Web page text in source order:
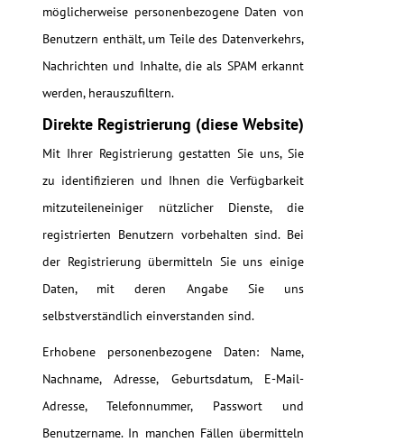
möglicherweise personenbezogene Daten von
Benutzern enthält, um Teile des Datenverkehrs,
Nachrichten und Inhalte, die als SPAM erkannt
werden, herauszufiltern.
Direkte Registrierung (diese Website)
Mit Ihrer Registrierung gestatten Sie uns, Sie
zu identifizieren und Ihnen die Verfügbarkeit
mitzuteileneiniger nützlicher Dienste, die
registrierten Benutzern vorbehalten sind. Bei
der Registrierung übermitteln Sie uns einige
Daten, mit deren Angabe Sie uns
selbstverständlich einverstanden sind.
Erhobene personenbezogene Daten: Name,
Nachname, Adresse, Geburtsdatum, E-Mail-
Adresse, Telefonnummer, Passwort und
Benutzername. In manchen Fällen übermitteln